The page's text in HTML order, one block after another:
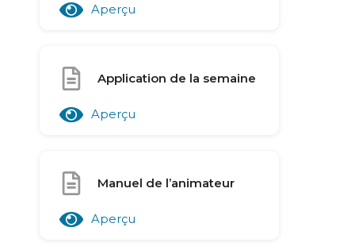
Aperçu
Application de la semaine
Aperçu
Manuel de l’animateur
Aperçu